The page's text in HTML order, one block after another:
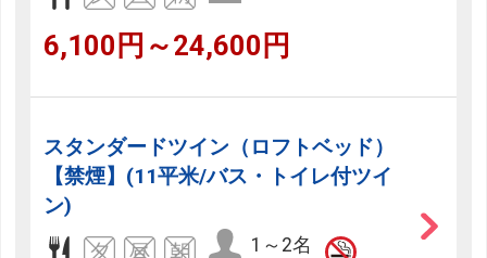
6,100円～24,600円
スタンダードツイン（ロフトベッド）
【禁煙】(11平米/バス・トイレ付ツイ
ン)
1～2名